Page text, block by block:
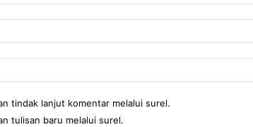
tindak lanjut komentar melalui surel.
tulisan baru melalui surel.